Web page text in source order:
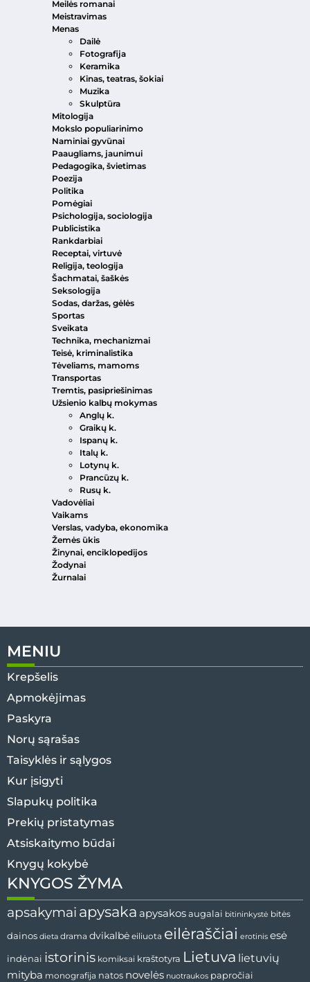
Meilės romanai
Meistravimas
Menas
Dailė
Fotografija
Keramika
Kinas, teatras, šokiai
Muzika
Skulptūra
Mitologija
Mokslo populiarinimo
Naminiai gyvūnai
Paaugliams, jaunimui
Pedagogika, švietimas
Poezija
Politika
Pomėgiai
Psichologija, sociologija
Publicistika
Rankdarbiai
Receptai, virtuvė
Religija, teologija
Šachmatai, šaškės
Seksologija
Sodas, daržas, gėlės
Sportas
Sveikata
Technika, mechanizmai
Teisė, kriminalistika
Tėveliams, mamoms
Transportas
Tremtis, pasipriešinimas
Užsienio kalbų mokymas
Anglų k.
Graikų k.
Ispanų k.
Italų k.
Lotynų k.
Prancūzų k.
Rusų k.
Vadovėliai
Vaikams
Verslas, vadyba, ekonomika
Žemės ūkis
Žinynai, enciklopedijos
Žodynai
Žurnalai
MENIU
Krepšelis
Apmokėjimas
Paskyra
Norų sąrašas
Taisyklės ir sąlygos
Kur įsigyti
Slapukų politika
Prekių pristatymas
Atsiskaitymo būdai
Knygų kokybė
KNYGOS ŽYMA
apsakymai apysaka apysakos augalai bitininkystė bitės
dainos dieta drama dvikalbė eiliuota eilėraščiai erotinis esė
indėnai istorinis komiksai kraštotyra Lietuva lietuvių
mityba monografija natos novelės nuotraukos papročiai